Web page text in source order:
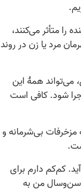
را متأثر می‌کنند،
مرد یا زن در روند
می‌تواند همۀ این
شود. کافی است
بی‌شرمانه و
کم‌کم دارم برای
سن‌وسال من به